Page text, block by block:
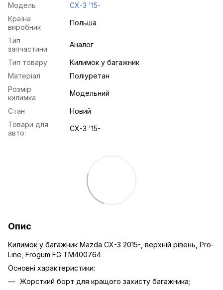
Модель
CX-3 '15-
Країна
виробник
Польша
Тип
запчастини
Аналог
Тип товару
Килимок у багажник
Матеріал
Поліуретан
Розмір
килимка
Модельний
Стан
Новий
Товари для
авто:
CX-3 '15-
Опис
Килимок у багажник Mazda CX-3 2015-, верхній рівень, Pro-
Line, Frogum FG TM400764
Основні характеристики:
Жорсткий борт для кращого захисту багажника;